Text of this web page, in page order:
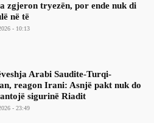
zgjeron tryezën, por ende nuk di
në të
- 10:13
Arabi Saudite-Turqi-
reagon Irani: Asnjë pakt nuk do
sigurinë Riadit
- 23:49